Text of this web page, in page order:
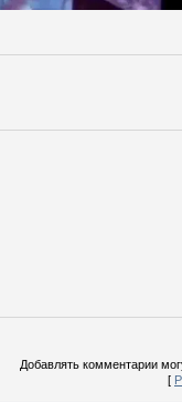
Добавлять комментарии
[